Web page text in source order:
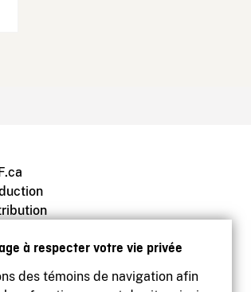
à respecter votre vie privée
des témoins de navigation afin